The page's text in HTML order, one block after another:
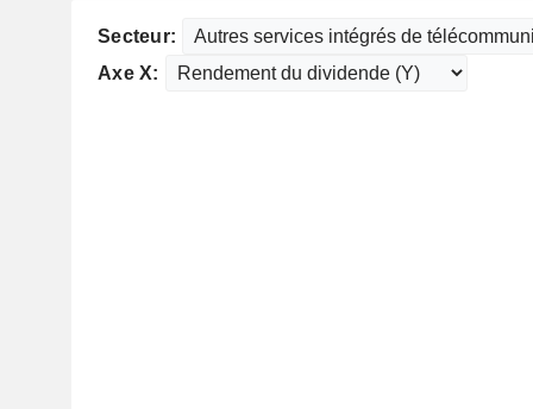
Secteur:
Axe X: